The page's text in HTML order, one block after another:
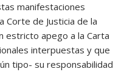
manifestaciones
Corte de Justicia de la
estricto apego a la Carta
interpuestas y que
tipo- su responsabilidad